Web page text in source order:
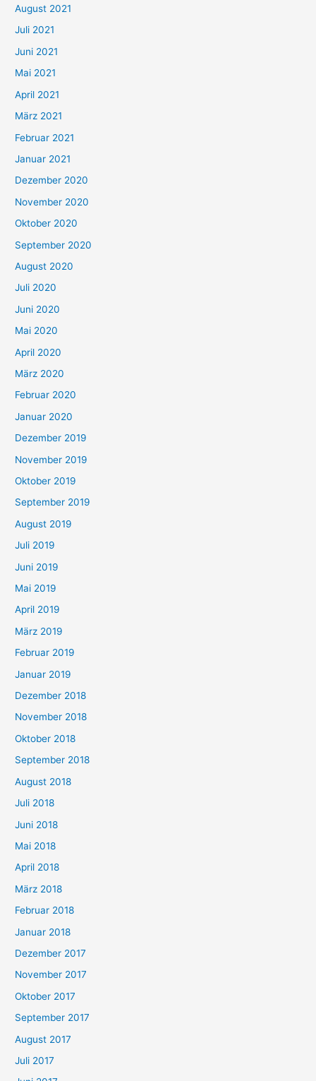
n
a
c
h
:
August 2021
Juli 2021
Juni 2021
Mai 2021
April 2021
März 2021
Februar 2021
Januar 2021
Dezember 2020
November 2020
Oktober 2020
September 2020
August 2020
Juli 2020
Juni 2020
Mai 2020
April 2020
März 2020
Februar 2020
Januar 2020
Dezember 2019
November 2019
Oktober 2019
September 2019
August 2019
Juli 2019
Juni 2019
Mai 2019
April 2019
März 2019
Februar 2019
Januar 2019
Dezember 2018
November 2018
Oktober 2018
September 2018
August 2018
Juli 2018
Juni 2018
Mai 2018
April 2018
März 2018
Februar 2018
Januar 2018
Dezember 2017
November 2017
Oktober 2017
September 2017
August 2017
Juli 2017